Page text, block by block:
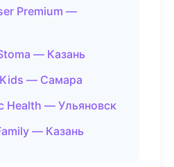
Premium —
— Казань
— Самара
Health — Ульяновск
— Казань